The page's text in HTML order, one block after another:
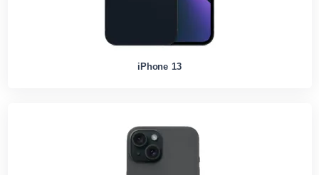
iPhone 13